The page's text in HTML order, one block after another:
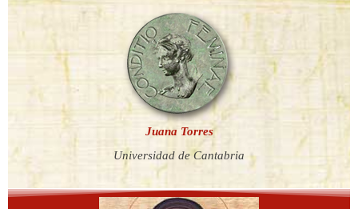
Juana Torres
Universidad de Cantabria